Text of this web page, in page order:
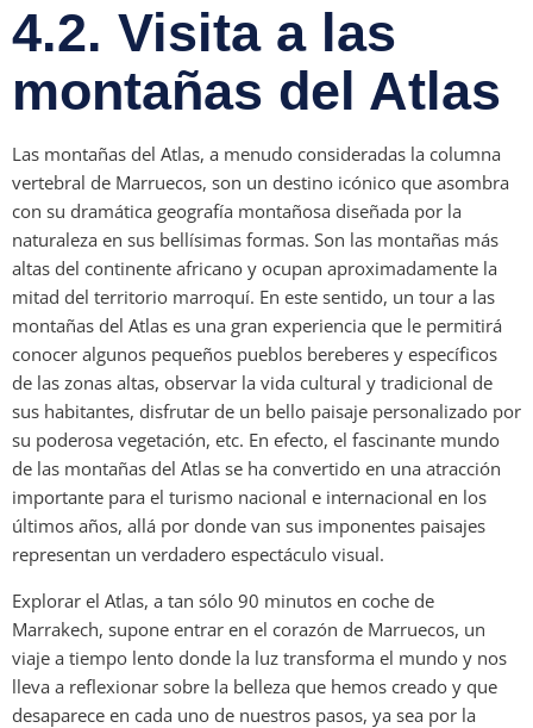
4.2. Visita a las
montañas del Atlas
Las montañas del Atlas, a menudo consideradas la columna
vertebral de Marruecos, son un destino icónico que asombra
con su dramática geografía montañosa diseñada por la
naturaleza en sus bellísimas formas. Son las montañas más
altas del continente africano y ocupan aproximadamente la
mitad del territorio marroquí. En este sentido, un tour a las
montañas del Atlas es una gran experiencia que le permitirá
conocer algunos pequeños pueblos bereberes y específicos
de las zonas altas, observar la vida cultural y tradicional de
sus habitantes, disfrutar de un bello paisaje personalizado por
su poderosa vegetación, etc. En efecto, el fascinante mundo
de las montañas del Atlas se ha convertido en una atracción
importante para el turismo nacional e internacional en los
últimos años, allá por donde van sus imponentes paisajes
representan un verdadero espectáculo visual.
Explorar el Atlas, a tan sólo 90 minutos en coche de
Marrakech, supone entrar en el corazón de Marruecos, un
viaje a tiempo lento donde la luz transforma el mundo y nos
lleva a reflexionar sobre la belleza que hemos creado y que
desaparece en cada uno de nuestros pasos, ya sea por la